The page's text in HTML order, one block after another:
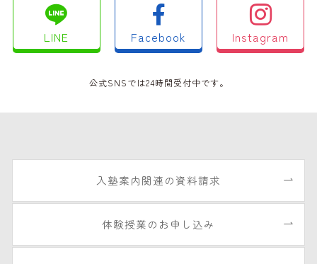
LINE Facebook Instagram
公式SNSでは24時間受付中です。
入塾案内関連の資料請求
体験授業のお申し込み